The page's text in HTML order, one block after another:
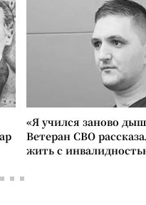
«Я учился заново
Ветеран СВО
жить с